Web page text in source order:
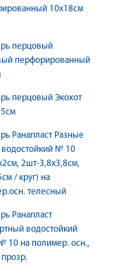
10х18см
перцовый
перфорированный
перцовый Экохот
Ранапласт Разные
№ 10
2шт-3,8х3,8см,
/ круг) на
телесный
Ранапласт
водостойкий
10 на полимер. осн.,
прозр.